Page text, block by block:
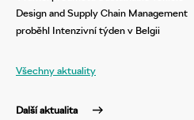
Design and Supply Chain Management
proběhl Intenzivní týden v Belgii
Všechny aktuality
Další aktualita